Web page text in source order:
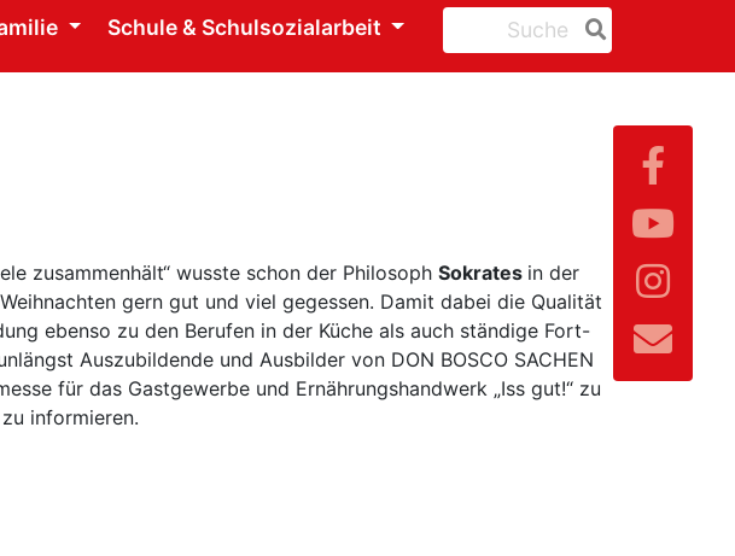
Schule & Schulsozialarbeit
zusammenhält“ wusste schon der Philosoph Sokrates in der
gern gut und viel gegessen. Damit dabei die Qualität
ebenso zu den Berufen in der Küche als auch ständige Fort-
Auszubildende und Ausbilder von DON BOSCO SACHEN
für das Gastgewerbe und Ernährungshandwerk „Iss gut!“ zu
informieren.